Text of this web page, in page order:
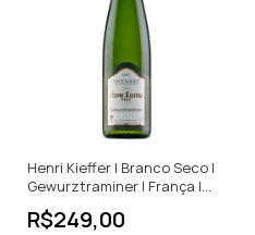
Henri Kieffer | Branco Seco |
Gewurztraminer | França |
750ml
R$249,00